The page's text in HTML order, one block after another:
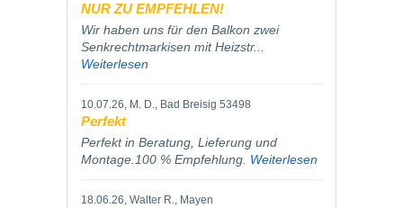
NUR ZU EMPFEHLEN!
Wir haben uns für den Balkon zwei
Senkrechtmarkisen mit Heizstr...
Weiterlesen
10.07.26, M. D., Bad Breisig 53498
Perfekt
Perfekt in Beratung, Lieferung und
Montage.100 % Empfehlung. Weiterlesen
18.06.26, Walter R., Mayen